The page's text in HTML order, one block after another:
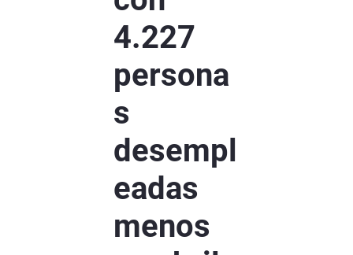
4.227
persona
s
desempl
eadas
menos